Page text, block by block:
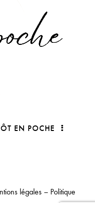
EN POCHE
légales – Politique